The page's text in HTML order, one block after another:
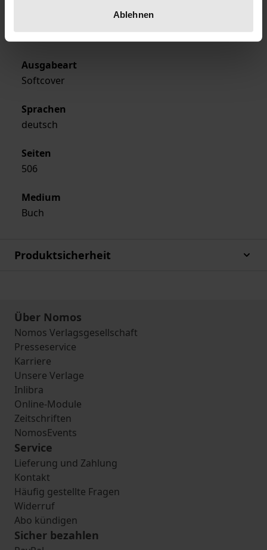
Ablehnen
Ausgabeart
Softcover
Sprachen
deutsch
Seiten
506
Medium
Buch
Produktsicherheit
Über Nomos
Nomos Verlagsgesellschaft
Presseservice
Karriere
Unsere Verlage
Inlibra
Online-Module
Zeitschriften
NomosEvents
Service
Lieferung und Zahlung
Kontakt
Häufig gestellte Fragen
Widerruf
Abo kündigen
Sicher bezahlen